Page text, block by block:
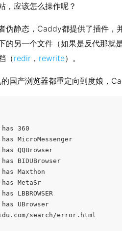
，应该怎么操作呢？
伪静态，Caddy都提供了插件，
的另一个文件（如果是反代那就
（redir ， rewrite）。
国产浏览器都重定向到度娘，